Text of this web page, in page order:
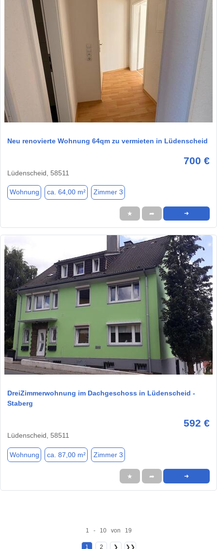
Neu renovierte Wohnung 64qm zu vermieten in Lüdenscheid
700 €
Lüdenscheid, 58511
Wohnung ca. 64,00 m² Zimmer 3
★ ➦ ➜
1 / 10
DreiZimmerwohnung im Dachgeschoss in Lüdenscheid -
Staberg
592 €
Lüdenscheid, 58511
Wohnung ca. 87,00 m² Zimmer 3
★ ➦ ➜
1 - 10 von 19
1 2 ❯ ❯❯